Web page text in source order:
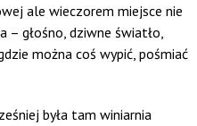
ale wieczorem miejsce nie
– głośno, dziwne światło,
można coś wypić, pośmiać
była tam winiarnia